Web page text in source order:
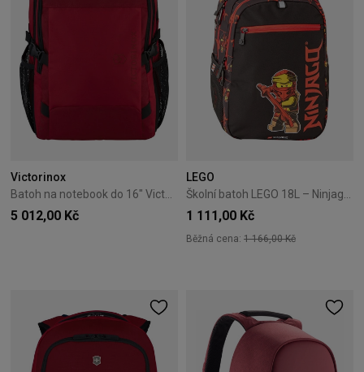
Victorinox
5 012,00 Kč
LEGO
1 111,00 Kč
Běžná cena: 1 166,00 Kč